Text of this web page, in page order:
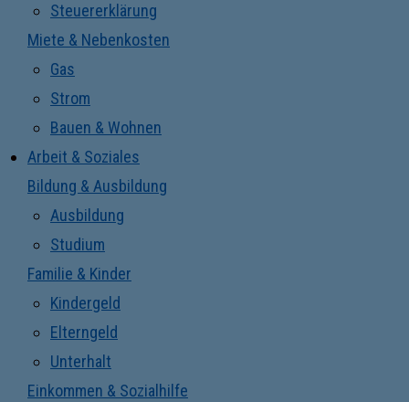
Steuererklärung
Miete & Nebenkosten
Gas
Strom
Bauen & Wohnen
Arbeit & Soziales
Bildung & Ausbildung
Ausbildung
Studium
Familie & Kinder
Kindergeld
Elterngeld
Unterhalt
Einkommen & Sozialhilfe